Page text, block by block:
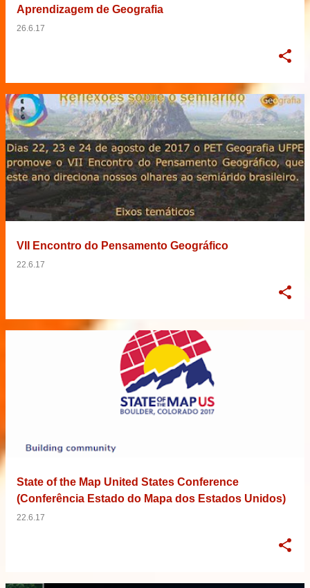
Aprendizagem de Geografia
26.6.17
VII Encontro do Pensamento Geográfico
22.6.17
State of the Map United States Conference
(Conferência Estado do Mapa dos Estados Unidos)
22.6.17